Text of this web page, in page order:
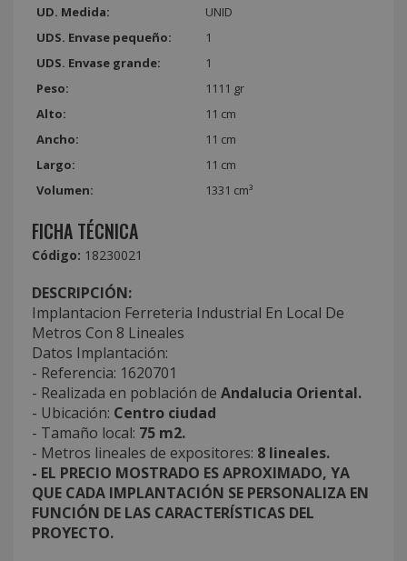
UD. Medida:
UNID
UDS. Envase pequeño:
1
UDS. Envase grande:
1
Peso:
1111 gr
Alto:
11 cm
Ancho:
11 cm
Largo:
11 cm
Volumen:
1331 cm³
FICHA TÉCNICA
Código: 18230021
DESCRIPCIÓN:
Implantacion Ferreteria Industrial En Local De
Metros Con 8 Lineales
Datos Implantación:
- Referencia: 1620701
- Realizada en población de Andalucia Oriental.
- Ubicación: Centro ciudad
- Tamaño local: 75 m2.
- Metros lineales de expositores: 8 lineales.
- EL PRECIO MOSTRADO ES APROXIMADO, YA
QUE CADA IMPLANTACIÓN SE PERSONALIZA EN
FUNCIÓN DE LAS CARACTERÍSTICAS DEL
PROYECTO.